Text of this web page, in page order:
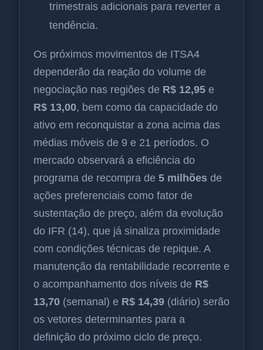
trimestrais adicionais para reverter a
tendência.
Os próximos movimentos de ITSA4
dependerão da reação do volume de
negociação nas regiões de R$ 12,95 e
R$ 13,00, bem como da capacidade do
ativo em reconquistar a zona acima das
médias móveis de 9 e 21 períodos. O
mercado observará a eficiência do
programa de recompra de 5 milhões de
ações preferenciais como fator de
sustentação de preço, além da evolução
do IFR (14), que já sinaliza proximidade
com condições técnicas de repique. A
manutenção da rentabilidade recorrente e
o acompanhamento dos níveis de R$
13,70 (semanal) e R$ 14,39 (diário) serão
os vetores determinantes para a
definição do próximo ciclo de preço.